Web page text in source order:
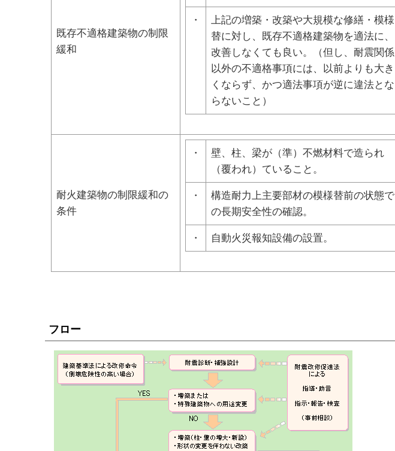
既存不適格建築物の制限
緩和
・
上記の増築・改築や大規模な修繕・模様
替に対し、既存不適格建築物を適法に、
改善しなくても良い。（但し、耐震関係
以外の不適格事項には、以前よりも大き
くならず、かつ適法事項が逆に違法とな
らないこと）
耐火建築物の制限緩和の
条件
・
壁、柱、梁が（準）不燃材料で造られ
（覆われ）ていること。
・
構造耐力上主要部材の模様替前の状態で
の長期安全性の確認。
・ 自動火災報知設備の設置。
フロー